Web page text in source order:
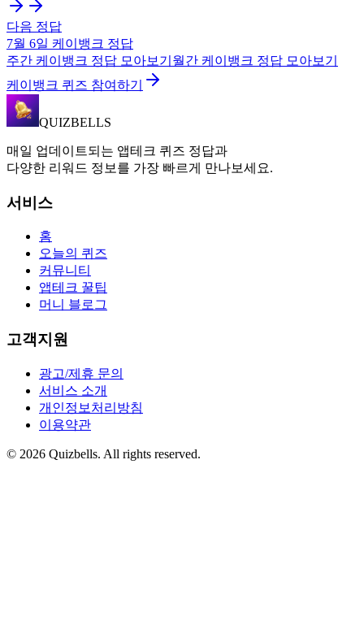
다음 정답
7월 6일 케이뱅크 정답
주간 케이뱅크 정답 모아보기 월간 케이뱅크 정답 모아보기
케이뱅크 퀴즈 참여하기
QUIZBELLS
매일 업데이트되는 앱테크 퀴즈 정답과
다양한 리워드 정보를 가장 빠르게 만나보세요.
서비스
홈
오늘의 퀴즈
커뮤니티
앱테크 꿀팁
머니 블로그
고객지원
광고/제휴 문의
서비스 소개
개인정보처리방침
이용약관
© 2026 Quizbells. All rights reserved.